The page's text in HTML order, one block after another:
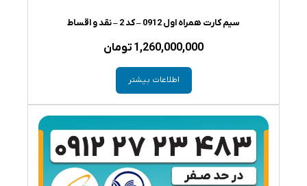
سیم کارت همراه اول 0912 – کد 2 – نقد و اقساط
1,260,000,000 تومان
اطلاعات بیشتر